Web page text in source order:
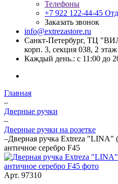
Телефоны
+7 922 122-44-45
Заказать звонок
info@extrezastore.ru
Санкт-Петербург, ТЦ
корп. 3, секция 038, 2 этаж
Каждый день.: с 11:00 до
Главная
–
Дверные ручки
–
Дверные ручки на розетке
–Дверная ручка Extreza "LINA"
античное серебро F45
Арт. 97310